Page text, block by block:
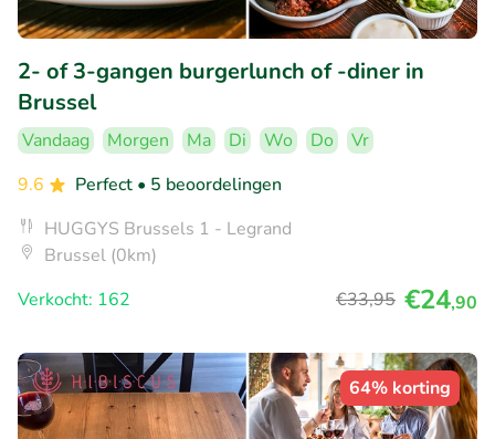
2- of 3-gangen burgerlunch of -diner in
Brussel
Vandaag Morgen Ma Di Wo Do
Vr
9.6
Perfect • 5 beoordelingen
HUGGYS Brussels 1 - Legrand
Brussel (0km)
Verkocht: 162
€33,95 €24,90
64% korting